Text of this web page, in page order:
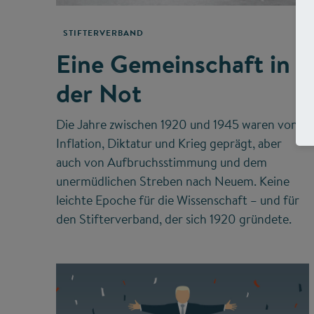
STIFTERVERBAND
Eine Gemeinschaft in
der Not
Die Jahre zwischen 1920 und 1945 waren von
Inflation, Diktatur und Krieg geprägt, aber
auch von Aufbruchsstimmung und dem
unermüdlichen Streben nach Neuem. Keine
leichte Epoche für die Wissenschaft – und für
den Stifterverband, der sich 1920 gründete.